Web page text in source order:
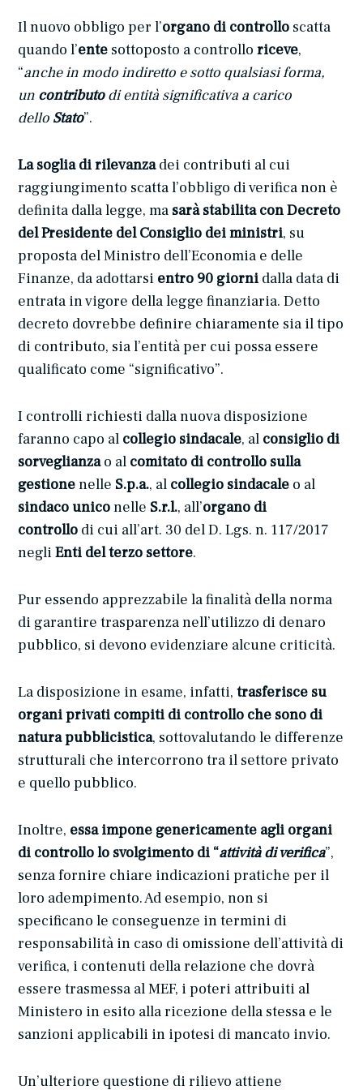
Il nuovo obbligo per l’organo di controllo scatta
quando l’ente sottoposto a controlloriceve,
“anche in modo indiretto e sotto qualsiasi forma,
un contributodi entità significativa a carico
dello Stato”.
La soglia di rilevanzadei contributi al cui
raggiungimento scatta l’obbligo di verifica non è
definita dalla legge, ma sarà stabilita con Decreto
del Presidente del Consiglio dei ministri, su
proposta del Ministro dell’Economia e delle
Finanze, da adottarsi entro 90 giorni dalla data di
entrata in vigore della legge finanziaria. Detto
decreto dovrebbe definire chiaramente sia il tipo
di contributo, sia l’entità per cui possa essere
qualificato come “significativo”.
I controlli richiesti dalla nuova disposizione
faranno capo al collegio sindacale, al consiglio di
sorveglianzao al comitato di controllo sulla
gestionenelle S.p.a., al collegio sindacale o al
sindaco uniconelle S.r.l., all’organo di
controllo di cui all’art. 30 del D. Lgs. n. 117/2017
negliEnti del terzo settore.
Pur essendo apprezzabile la finalità della norma
di garantire trasparenza nell’utilizzo di denaro
pubblico, si devono evidenziare alcune criticità.
La disposizione in esame, infatti, trasferisce su
organi privati compiti di controllo che sono di
natura pubblicistica, sottovalutando le differenze
strutturali che intercorrono tra il settore privato
e quello pubblico.
Inoltre, essa impone genericamente agli organi
di controllo lo svolgimento di “attività di verifica”,
senza fornire chiare indicazioni pratiche per il
loro adempimento. Ad esempio, non si
specificano le conseguenze in termini di
responsabilità in caso di omissione dell’attività di
verifica, i contenuti della relazione che dovrà
essere trasmessa al MEF, i poteri attribuiti al
Ministero in esito alla ricezione della stessa e le
sanzioni applicabili in ipotesi di mancato invio.
Un’ulteriore questione di rilievo attiene